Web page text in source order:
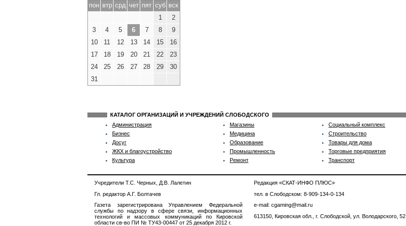
пон втр срд чет пят суб вск
1
2
3
4 5 6 7 8
9
10
11 12 13 14 15
16
17
18 19 20 21 22
23
24
25 26 27 28 29
30
31
КАТАЛОГ ОРГАНИЗАЦИЙ И УЧРЕЖДЕНИЙ СЛОБОДСКОГО
Администрация
Бизнес
Досуг
ЖКХ и благоустройство
Культура
Магазины
Медицина
Образование
Промышленность
Ремонт
Социальный комплекс
Строительство
Товары для дома
Торговые предприятия
Транспорт
Учредители Т.С. Черных, Д.В. Лалетин
Гл. редактор А.Г. Болтачев
Газета зарегистрирована Управлением Федеральной
службы по надзору в сфере связи, информационных
технологий и массовых коммуникаций по Кировской
области св-во ПИ № ТУ43-00447 от 25 декабря 2012 г.
Редакция «СКАТ-ИНФО ПЛЮС»
тел. в Слободском: 8-909-134-0-134
e-mail: cgaming@mail.ru
613150, Кировская обл., г. Слободской, ул. Володарского, 52